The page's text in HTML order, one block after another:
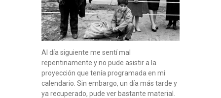
Al día siguiente me sentí mal
repentinamente y no pude asistir a la
proyección que tenía programada en mi
calendario. Sin embargo, un día más tarde y
ya recuperado, pude ver bastante material.